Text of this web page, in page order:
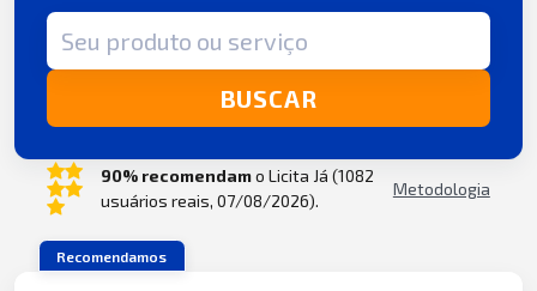
Termo de busca
BUSCAR
90% recomendamo Licita Já (1082
usuários reais, 07/08/2026).
Metodologia
Recomendamos